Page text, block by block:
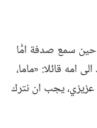
حين سمع صدفة امًّا
امه قائلا:‏ «ماما،‏
عزيزي،‏ يجب ان نترك